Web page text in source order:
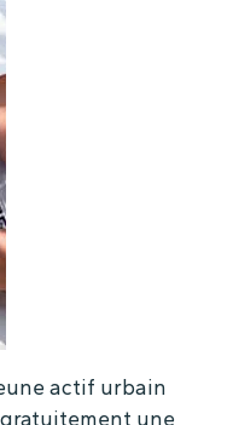
actif urbain
une